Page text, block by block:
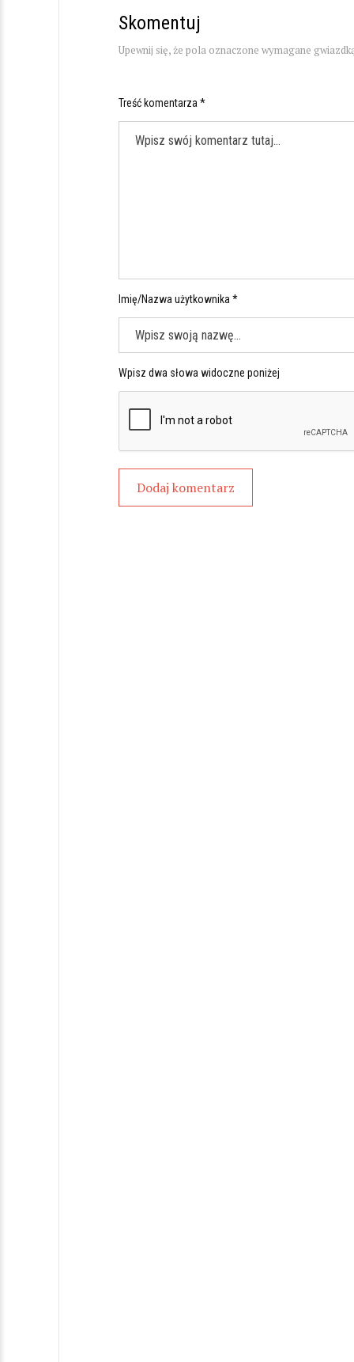
Skomentuj
Upewnij się, że pola oznaczone wymagane
Treść komentarza *
Imię/Nazwa użytkownika *
Wpisz dwa słowa widoczne poniżej